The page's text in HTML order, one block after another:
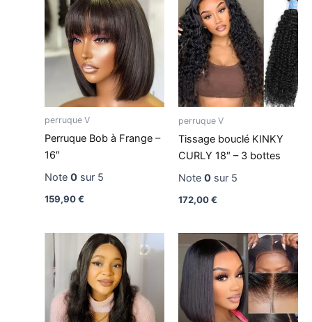
perruque V
Perruque Bob à Frange –
16″
Note 0sur 5
159,90€
perruque V
Tissage bouclé KINKY
CURLY 18″ – 3 bottes
Note 0sur 5
172,00€